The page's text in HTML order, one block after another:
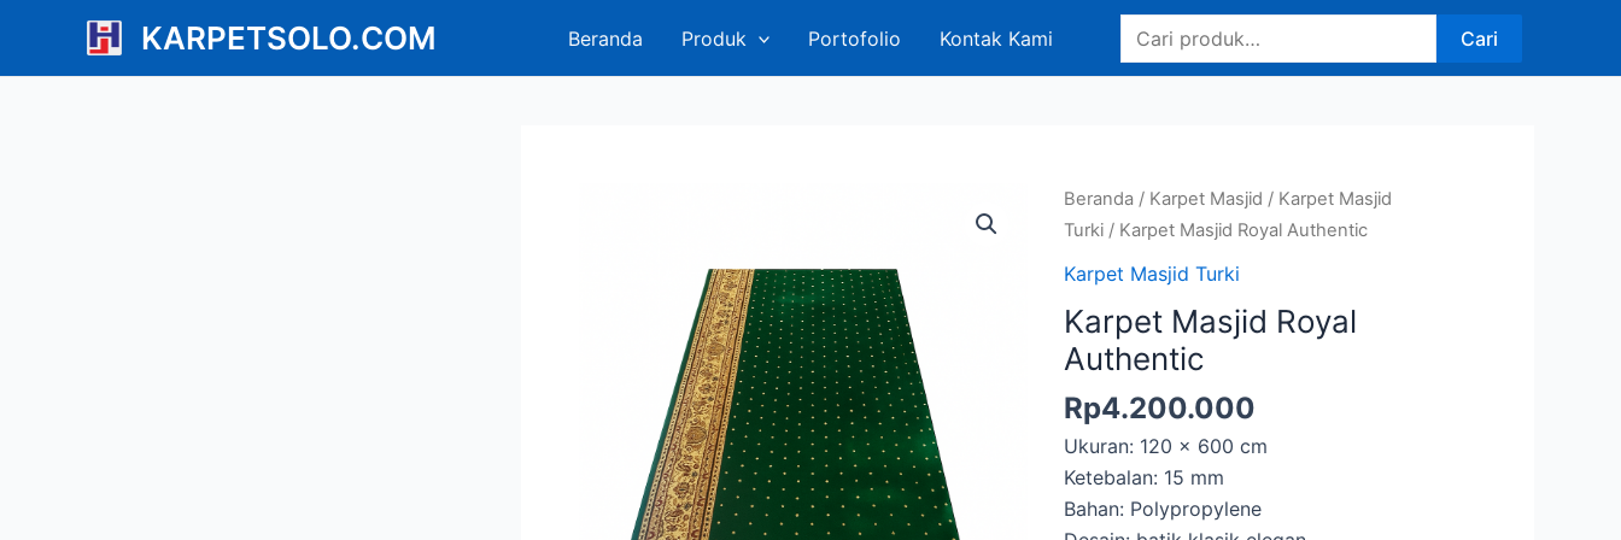
konten
KARPETSOLO.COM Beranda Produk Portofolio Kontak Kami
Pencarian
untuk:
Cari
Beranda / Karpet Masjid / Karpet Masjid
Turki/ Karpet Masjid Royal Authentic
Karpet Masjid Turki
Karpet Masjid Royal
Authentic
Rp4.200.000
Ukuran: 120 x 600 cm
Ketebalan: 15 mm
Bahan: Polypropylene